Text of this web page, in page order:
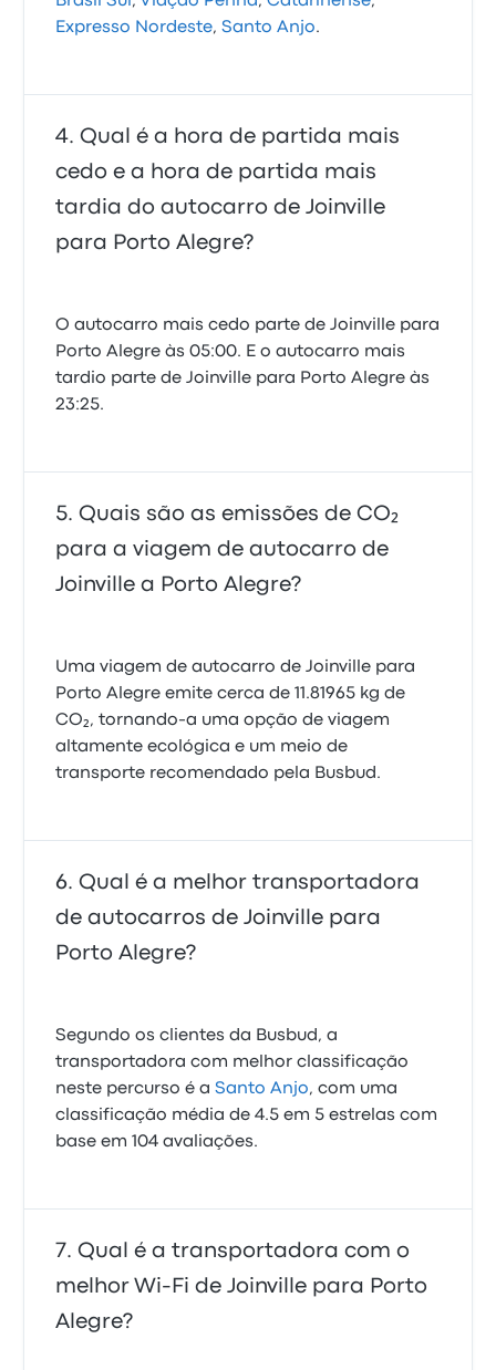
Expresso Nordeste,Santo Anjo.
Qual é a hora de partida mais
cedo e a hora de partida mais
tardia do autocarro de Joinville
para Porto Alegre?
O autocarro mais cedo parte de Joinville para
Porto Alegre às 05:00. E o autocarro mais
tardio parte de Joinville para Porto Alegre às
23:25.
Quais são as emissões de CO₂
para a viagem de autocarro de
Joinville a Porto Alegre?
Uma viagem de autocarro de Joinville para
Porto Alegre emite cerca de 11.81965 kg de
CO₂, tornando-a uma opção de viagem
altamente ecológica e um meio de
transporte recomendado pela Busbud.
Qual é a melhor transportadora
de autocarros de Joinville para
Porto Alegre?
Segundo os clientes da Busbud, a
transportadora com melhor classificação
neste percurso é aSanto Anjo, com uma
classificação média de 4.5 em 5 estrelas com
base em 104 avaliações.
Qual é a transportadora com o
melhor Wi-Fi de Joinville para Porto
Alegre?